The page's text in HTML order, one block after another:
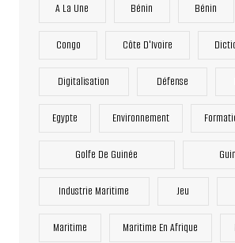
A La Une Bénin Bénin
Congo Côte D'Ivoire
Digitalisation Défense
Egypte Environnement
Golfe De Guinée
Industrie Maritime Jeu
Maritime Maritime En Afrique